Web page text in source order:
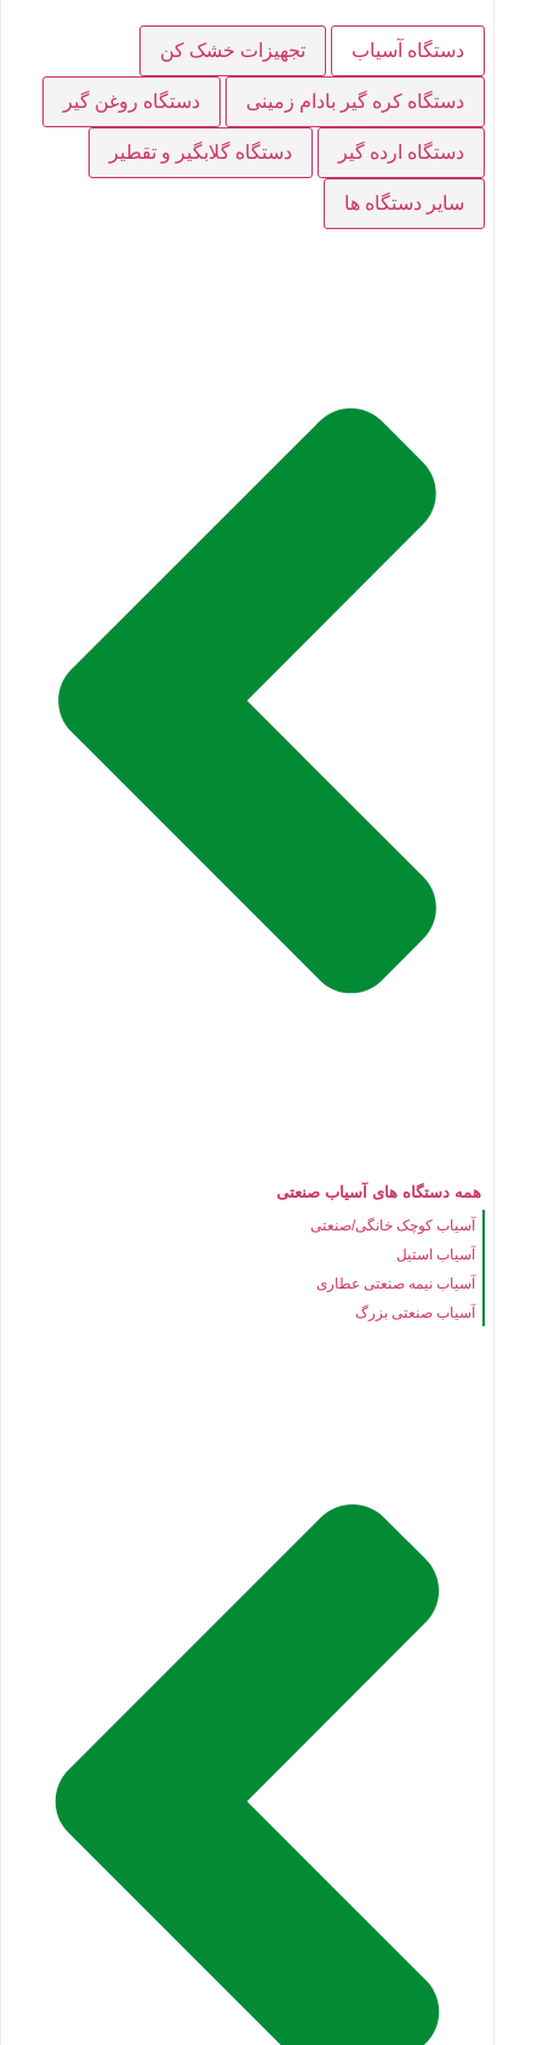
دستگاه آسیاب تجهیزات خشک کن
دستگاه کره گیر بادام زمینی دستگاه روغن گیر
دستگاه ارده گیر دستگاه گلابگیر و تقطیر
سایر دستگاه ها
همه دستگاه های آسیاب صنعتی
آسیاب کوچک خانگی/صنعتی
آسیاب استیل
آسیاب نیمه صنعتی عطاری
آسیاب صنعتی بزرگ